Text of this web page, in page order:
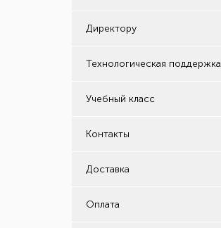
Директору
Технологическая поддержка
Учебный класс
Контакты
Доставка
Оплата